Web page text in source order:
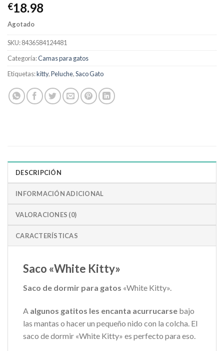
€18.98
Agotado
SKU:8436584124481
Categoría:Camas para gatos
Etiquetas:kitty,Peluche,Saco Gato
DESCRIPCIÓN
INFORMACIÓN ADICIONAL
VALORACIONES (0)
CARACTERÍSTICAS
Saco «White Kitty»
Saco de dormir para gatos «White Kitty».
A algunos gatitos les encanta acurrucarse bajo
las mantas o hacer un pequeño nido con la colcha. El
saco de dormir «White Kitty» es perfecto para eso.